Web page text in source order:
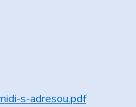
s-adresou.pdf